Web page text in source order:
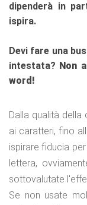
dipenderà in
ispira.
Devi fare una
intestata? Non
word!
Dalla qualità
ai caratteri, fino
ispirare fiducia
lettera,
sottovalutate
Se non usate